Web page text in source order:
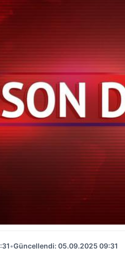
•Güncellendi: 05.09.2025 09:31